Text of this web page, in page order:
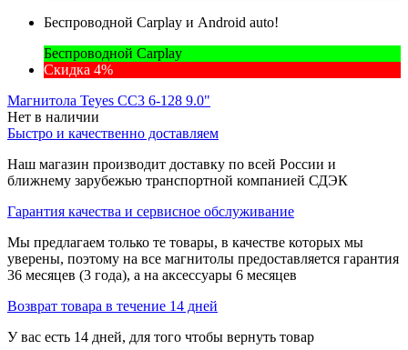
Беспроводной Carplay и Android auto!
Беспроводной Carplay
Скидка 4%
Магнитола Teyes CC3 6-128 9.0"
Нет в наличии
Быстро и качественно доставляем
Наш магазин производит доставку по всей России и
ближнему зарубежью транспортной компанией СДЭК
Гарантия качества и сервисное обслуживание
Мы предлагаем только те товары, в качестве которых мы
уверены, поэтому на все магнитолы предоставляется гарантия
36 месяцев (3 года), а на аксессуары 6 месяцев
Возврат товара в течение 14 дней
У вас есть 14 дней, для того чтобы вернуть товар